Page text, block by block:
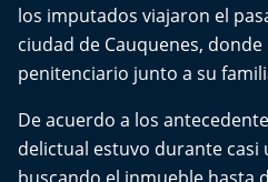
los imputados viajaron el
ciudad de Cauquenes,
penitenciario junto a su
De acuerdo a los
delictual estuvo durante casi